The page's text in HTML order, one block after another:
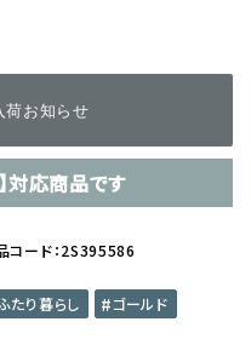
お知らせ
対応商品です
コード：2S395586
たり暮らし ゴールド